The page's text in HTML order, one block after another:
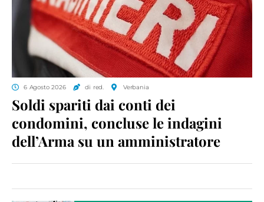
6 Agosto 2026 di red. Verbania
Soldi spariti dai conti dei
condomini, concluse le indagini
dell’Arma su un amministratore